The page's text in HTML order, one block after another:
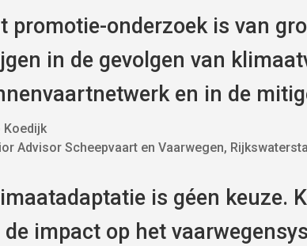
promotie-onderzoek is van
in de gevolgen van
en in de
Koedijk
Advisor Scheepvaart en Vaarwegen,
is géen keuze.
de impact op het